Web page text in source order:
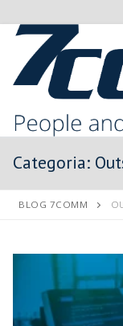
Categoria:
BLOG 7COMM